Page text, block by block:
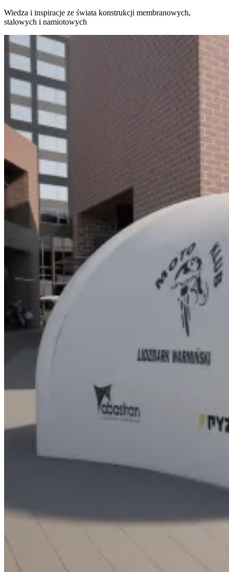
Wiedza i inspiracje ze świata konstrukcji membranowych,
stalowych i namiotowych